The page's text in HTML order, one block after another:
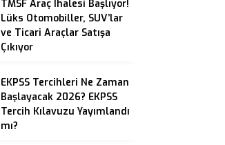
TMSF Araç İhalesi Başlıyor!
Lüks Otomobiller, SUV’lar
ve Ticari Araçlar Satışa
Çıkıyor
EKPSS Tercihleri Ne Zaman
Başlayacak 2026? EKPSS
Tercih Kılavuzu Yayımlandı
mı?